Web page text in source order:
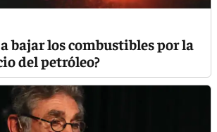
bajar los combustibles por la
del petróleo?